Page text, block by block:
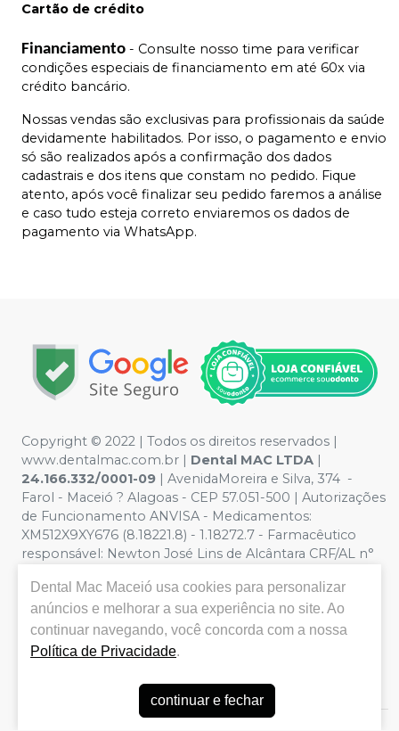
Cartão de crédito
Financiamento - Consulte nosso time para verificar
condições especiais de financiamento em até 60x via
crédito bancário.
Nossas vendas são exclusivas para profissionais da saúde
devidamente habilitados. Por isso, o pagamento e envio
só são realizados após a confirmação dos dados
cadastrais e dos itens que constam no pedido. Fique
atento, após você finalizar seu pedido faremos a análise
e caso tudo esteja correto enviaremos os dados de
pagamento via WhatsApp.
Copyright © 2022 | Todos os direitos reservados |
www.dentalmac.com.br | Dental MAC LTDA |
24.166.332/0001-09 | AvenidaMoreira e Silva, 374 -
Farol - Maceió ? Alagoas - CEP 57.051-500 | Autorizações
de Funcionamento ANVISA - Medicamentos:
XM512X9XY676 (8.18221.8) - 1.18272.7 - Farmacêutico
responsável: Newton José Lins de Alcântara CRF/AL n°
meramente ilustrativas - Os preços e condições da loja
virtual estão sujeitos a alterações. Em caso de
divergência de preços no site, o valor válido é o do
Carrinho de Compra. Não vendemos por atacado por
de grandes volumes pelo site.
Dental Mac Maceió usa cookies para personalizar
anúncios e melhorar a sua experiência no site. Ao
continuar navegando, você concorda com a nossa
Política de Privacidade.
continuar e fechar